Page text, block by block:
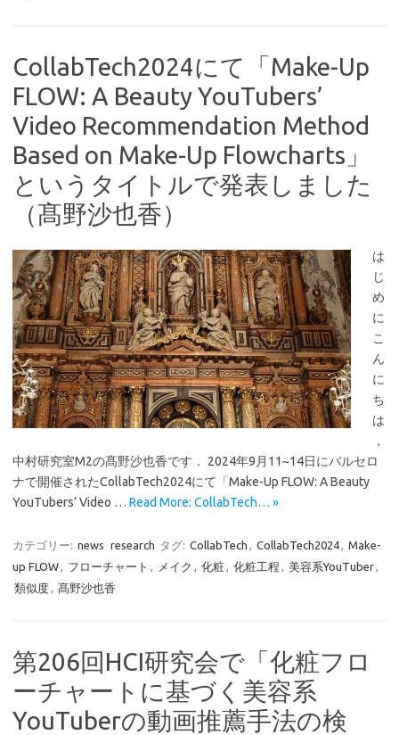
CollabTech2024にて「Make-Up
FLOW: A Beauty YouTubers’
Video Recommendation Method
Based on Make-Up Flowcharts」
というタイトルで発表しました
（髙野沙也香）
は
じ
め
に
こ
ん
に
ち
は
，
中村研究室M2の髙野沙也香です． 2024年9月11~14日にバルセロ
ナで開催されたCollabTech2024にて「Make-Up FLOW: A Beauty
YouTubers’ Video … Read More: CollabTech… »
カテゴリー: news research タグ: CollabTech , CollabTech2024, Make-
up FLOW, フローチャート , メイク , 化粧, 化粧工程 , 美容系YouTuber,
類似度, 髙野沙也香
第206回HCI研究会で「化粧フロ
ーチャートに基づく美容系
YouTuberの動画推薦手法の検